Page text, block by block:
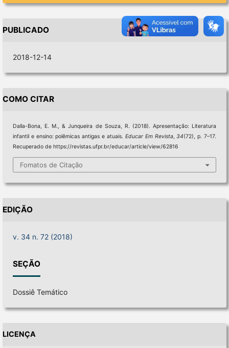
PUBLICADO
2018-12-14
COMO CITAR
Dalla-Bona, E. M., & Junqueira de Souza, R. (2018). Apresentação: Literatura
infantil e ensino: polêmicas antigas e atuais. Educar Em Revista,34(72), p. 7–17.
Recuperado de https://revistas.ufpr.br/educar/article/view/62816
Fomatos de Citação
EDIÇÃO
v. 34 n. 72 (2018)
SEÇÃO
Dossiê Temático
LICENÇA